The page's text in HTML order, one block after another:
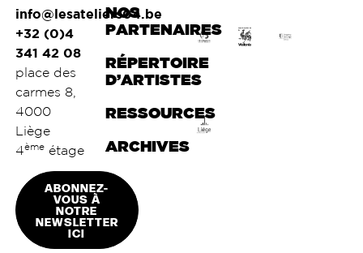
info@lesateliers04.be
+32 (0)4
341 42 08
place des
carmes 8,
4000
Liège
4èmeétage
ABONNEZ-
VOUS À
NOTRE
NEWSLETTER
ICI
NOS
PARTENAIRES
RÉPERTOIRE
D’ARTISTES
RESSOURCES
ARCHIVES